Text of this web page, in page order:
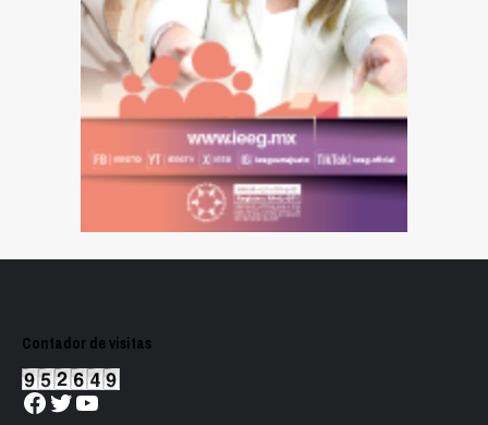
Contador de visitas
Facebook
Twitter
YouTube